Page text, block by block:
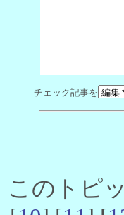
チェック記事を
このトピ